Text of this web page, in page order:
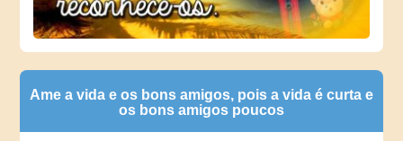
Ame a vida e os bons amigos, pois a vida é curta e
os bons amigos poucos